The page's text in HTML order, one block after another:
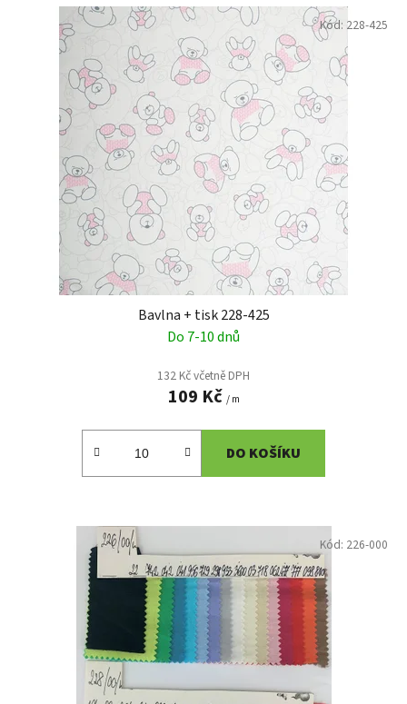
Bavlna + tisk 228-425
Do 7-10 dnů
132 Kč včetně DPH
109 Kč / m
DO KOŠÍKU
Kód: 228-425
Kód: 226-000